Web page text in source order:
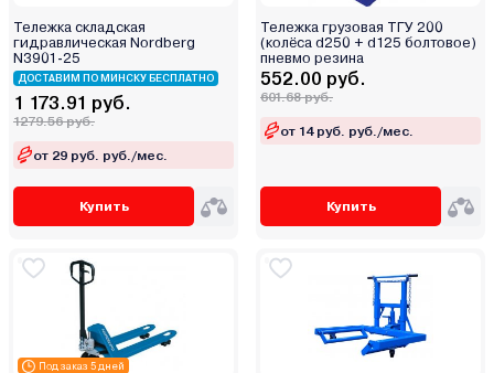
Тележка складская
гидравлическая Nordberg
N3901-25
ДОСТАВИМ ПО МИНСКУ БЕСПЛАТНО
1 173.91 руб.
1279.56 руб.
от 29 руб. руб./мес.
Купить
Тележка грузовая ТГУ 200
(колёса d250 + d125 болтовое)
пневмо резина
552.00 руб.
601.68 руб.
от 14 руб. руб./мес.
Купить
Под заказ 5 дней